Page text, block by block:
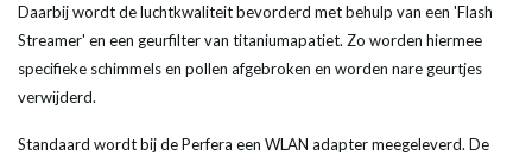
Daarbij wordt de luchtkwaliteit bevorderd met behulp van een 'Flash
Streamer' en een geurfilter van titaniumapatiet. Zo worden hiermee
specifieke schimmels en pollen afgebroken en worden nare geurtjes
verwijderd.
Standaard wordt bij de Perfera een WLAN adapter meegeleverd. De